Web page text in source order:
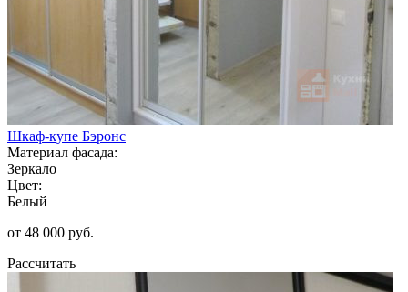
Шкаф-купе Бэронс
Материал фасада:
Зеркало
Цвет:
Белый
от 48 000 руб.
Рассчитать